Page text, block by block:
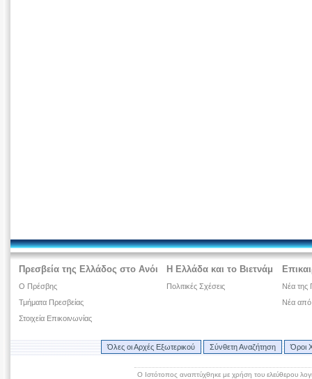
Πρεσβεία της Ελλάδος στο Ανόι
Ο Πρέσβης
Τμήματα Πρεσβείας
Στοιχεία Επικοινωνίας
Η Ελλάδα και το Βιετνάμ
Πολιτικές Σχέσεις
Νέα της
Νέα από
Όλες οι Αρχές Εξωτερικού Σύνθετη Αναζήτηση Όροι
Ο Ιστότοπος αναπτύχθηκε με χρήση του ελεύθερου